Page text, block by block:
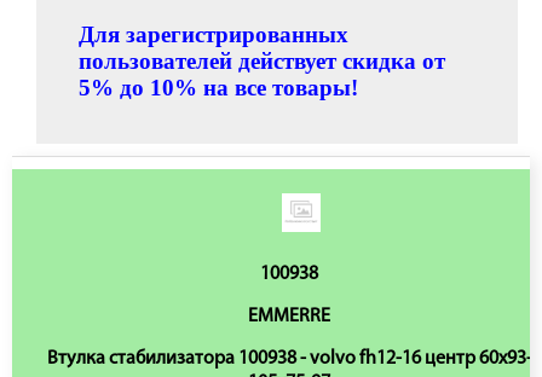
Для зарегистрированных
пользователей действует скидка от
5% до 10% на все товары!
100938
EMMERRE
Втулка стабилизатора 100938 - volvo fh12-16 центр 60x93-